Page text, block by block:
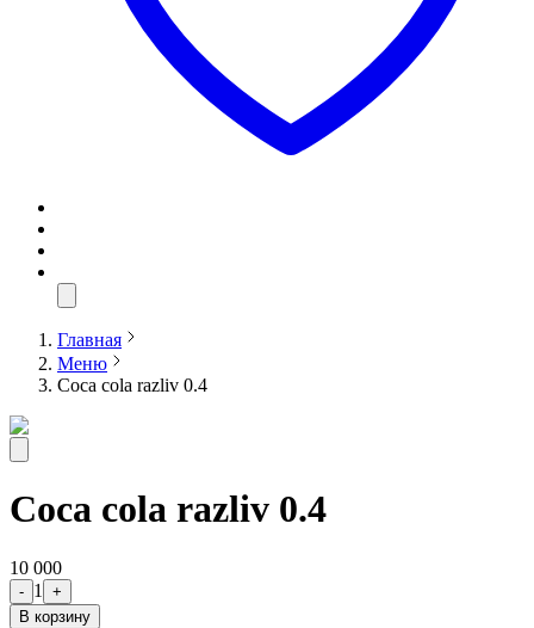
Главная
Меню
Coca cola razliv 0.4
Coca cola razliv 0.4
10 000
- 1
+
В корзину